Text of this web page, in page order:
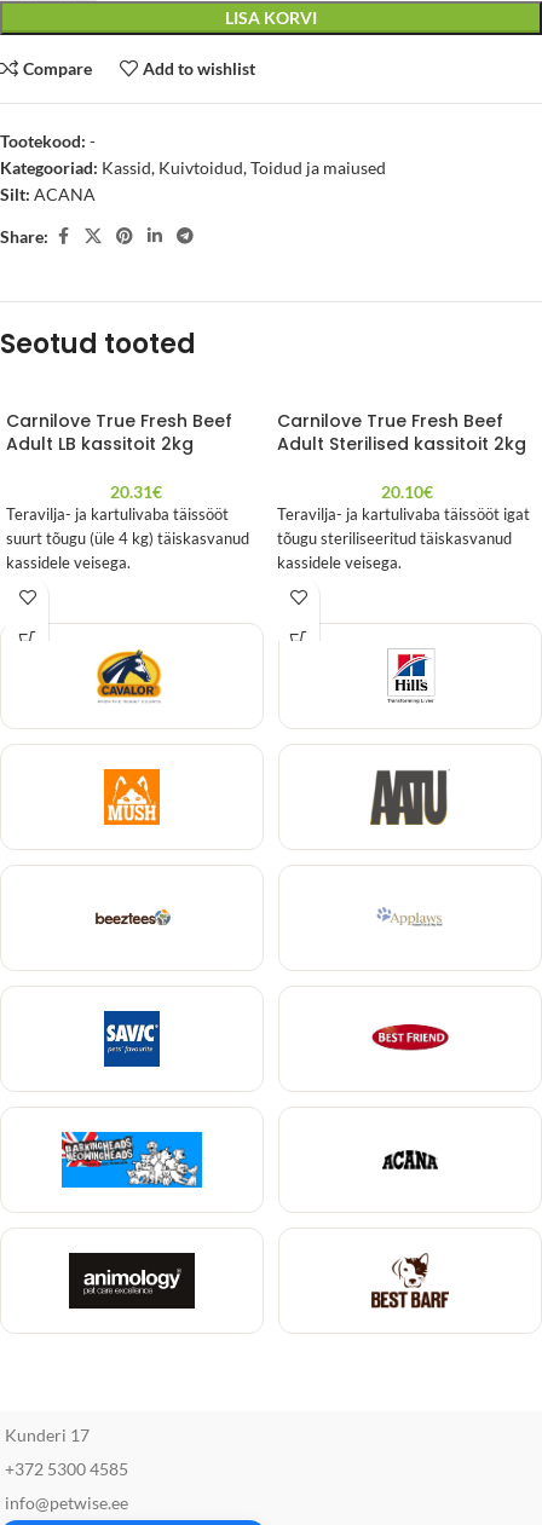
LISA KORVI
Compare Add to wishlist
Tootekood: -
Kategooriad: Kassid, Kuivtoidud,Toidud ja maiused
Silt: ACANA
Share:
Seotud tooted
Carnilove True Fresh Beef
Adult LB kassitoit 2kg
20.31€
Teravilja- ja kartulivaba täissööt
suurt tõugu (üle 4 kg) täiskasvanud
kassidele veisega.
Carnilove True Fresh Beef
Adult Sterilised kassitoit 2kg
20.10€
Teravilja- ja kartulivaba täissööt igat
tõugu steriliseeritud täiskasvanud
kassidele veisega.
Kunderi 17
+372 5300 4585
info@petwise.ee